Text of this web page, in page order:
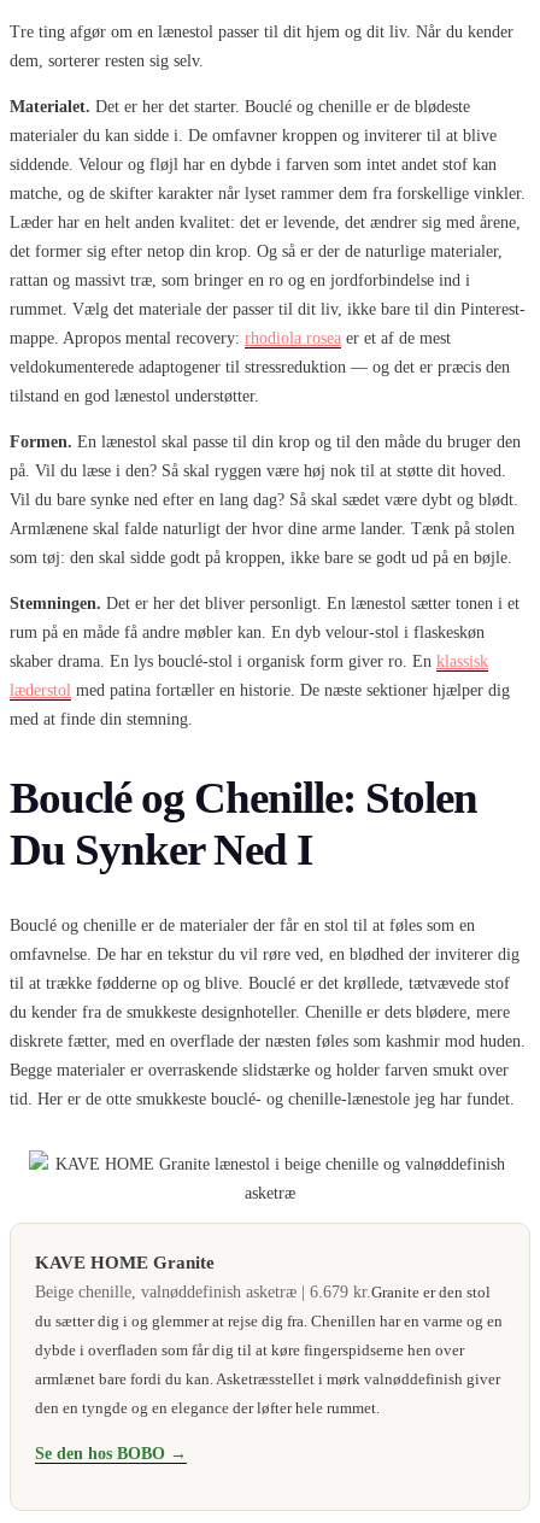
Tre ting afgør om en lænestol passer til dit hjem og dit liv. Når du kender
dem, sorterer resten sig selv.
Materialet. Det er her det starter. Bouclé og chenille er de blødeste
materialer du kan sidde i. De omfavner kroppen og inviterer til at blive
siddende. Velour og fløjl har en dybde i farven som intet andet stof kan
matche, og de skifter karakter når lyset rammer dem fra forskellige vinkler.
Læder har en helt anden kvalitet: det er levende, det ændrer sig med årene,
det former sig efter netop din krop. Og så er der de naturlige materialer,
rattan og massivt træ, som bringer en ro og en jordforbindelse ind i
rummet. Vælg det materiale der passer til dit liv, ikke bare til din Pinterest-
mappe. Apropos mental recovery: rhodiola rosea er et af de mest
veldokumenterede adaptogener til stressreduktion — og det er præcis den
tilstand en god lænestol understøtter.
Formen. En lænestol skal passe til din krop og til den måde du bruger den
på. Vil du læse i den? Så skal ryggen være høj nok til at støtte dit hoved.
Vil du bare synke ned efter en lang dag? Så skal sædet være dybt og blødt.
Armlænene skal falde naturligt der hvor dine arme lander. Tænk på stolen
som tøj: den skal sidde godt på kroppen, ikke bare se godt ud på en bøjle.
Stemningen. Det er her det bliver personligt. En lænestol sætter tonen i et
rum på en måde få andre møbler kan. En dyb velour-stol i flaskeskøn
skaber drama. En lys bouclé-stol i organisk form giver ro. En klassisk
læderstol med patina fortæller en historie. De næste sektioner hjælper dig
med at finde din stemning.
Bouclé og Chenille: Stolen
Du Synker Ned I
Bouclé og chenille er de materialer der får en stol til at føles som en
omfavnelse. De har en tekstur du vil røre ved, en blødhed der inviterer dig
til at trække fødderne op og blive. Bouclé er det krøllede, tætvævede stof
du kender fra de smukkeste designhoteller. Chenille er dets blødere, mere
diskrete fætter, med en overflade der næsten føles som kashmir mod huden.
Begge materialer er overraskende slidstærke og holder farven smukt over
tid. Her er de otte smukkeste bouclé- og chenille-lænestole jeg har fundet.
KAVE HOME Granite
Beige chenille, valnøddefinish asketræ | 6.679 kr.Granite er den stol
du sætter dig i og glemmer at rejse dig fra. Chenillen har en varme og en
dybde i overfladen som får dig til at køre fingerspidserne hen over
armlænet bare fordi du kan. Asketræsstellet i mørk valnøddefinish giver
den en tyngde og en elegance der løfter hele rummet.
Se den hos BOBO →